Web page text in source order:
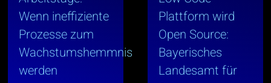
Wenn ineffiziente
Prozesse zum
Wachstumshemmnis
werden
Plattform wird
Open Source:
Bayerisches
Landesamt für